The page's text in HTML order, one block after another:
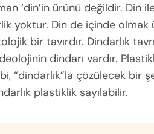
‘din’in ürünü değildir. Din
yoktur. Din de içinde olmak
bir tavırdır. Dindarlık
dindarı vardır.
“dindarlık”la çözülecek bir
plastiklik sayılabilir.